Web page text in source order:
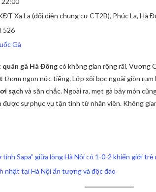
Xa La (đối diện chung cư CT2B), Phúc La, Hà
526
Gà
quán gà Hà Đôngcó không gian rộng rãi, Vương
thơm ngon nức tiếng. Lớp xôi bọc ngoài giòn
sạch và săn chắc. Ngoài ra, mẹt gà bảy món
được sự phục vụ tận tình từ nhân viên. Không
Sapa” giữa lòng Hà Nội có 1-0-2 khiến giới
nhật tại Hà Nội ấn tượng và độc đáo